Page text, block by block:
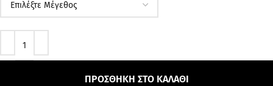
ΠΡΟΣΘΉΚΗ ΣΤΟ ΚΑΛΆΘΙ